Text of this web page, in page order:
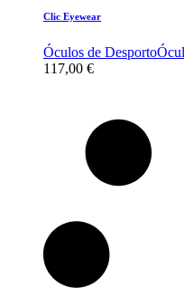
Clic Eyewear
Óculos de Desporto
117,00 €